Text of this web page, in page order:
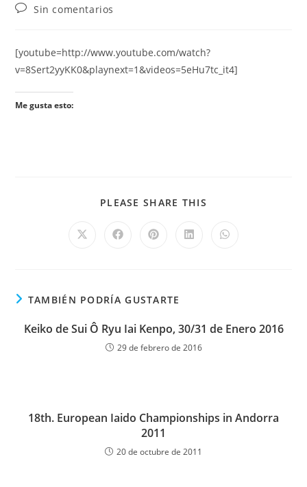
Sin comentarios
[youtube=http://www.youtube.com/watch?
v=8Sert2yyKK0&playnext=1&videos=5eHu7tc_it4]
Me gusta esto:
PLEASE SHARE THIS
TAMBIÉN PODRÍA GUSTARTE
Keiko de Sui Ô Ryu Iai Kenpo, 30/31 de Enero 2016
29 de febrero de 2016
18th. European Iaido Championships in Andorra
2011
20 de octubre de 2011